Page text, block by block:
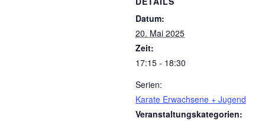
Datum:
20. Mai 2025
Zeit:
17:15 - 18:30
Serien:
Karate Erwachsene + Jugend
Veranstaltungskategorien: